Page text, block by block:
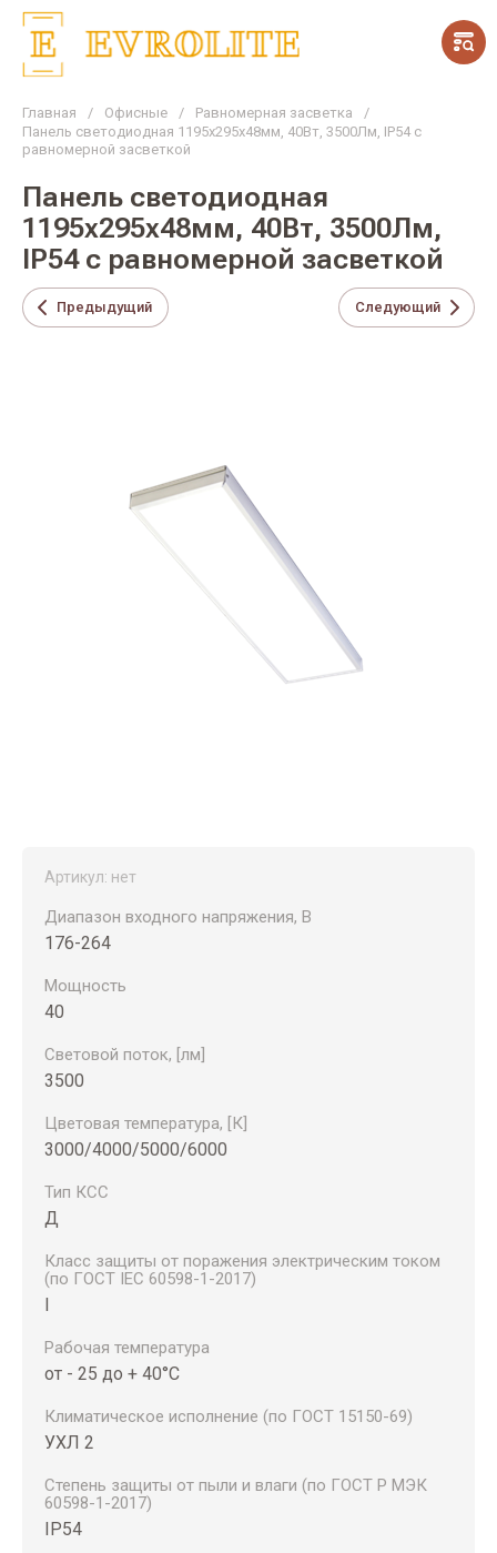
Главная / Офисные / Равномерная засветка
/
Панель светодиодная 1195х295х48мм, 40Вт, 3500Лм, IP54 с
равномерной засветкой
Панель светодиодная
1195х295х48мм, 40Вт, 3500Лм,
IP54 с равномерной засветкой
Предыдущий Следующий
Артикул: нет
Диапазон входного напряжения, В
176-264
Мощность
40
Световой поток, [лм]
3500
Цветовая температура, [К]
3000/4000/5000/6000
Тип КСС
Д
Класс защиты от поражения электрическим током
(по ГОСТ IEC 60598-1-2017)
Рабочая температура
от - 25 до + 40°С
Климатическое исполнение (по ГОСТ 15150-69)
УХЛ 2
Степень защиты от пыли и влаги (по ГОСТ Р МЭК
60598-1-2017)
IP54